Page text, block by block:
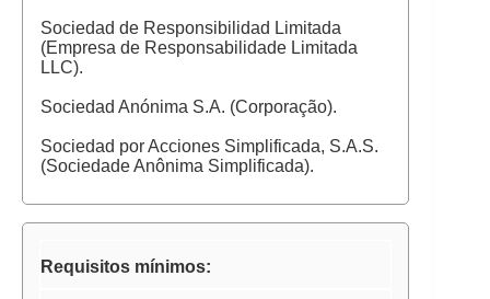
Sociedad de Responsibilidad Limitada
(Empresa de Responsabilidade Limitada
LLC).
Sociedad Anónima S.A. (Corporação).
Sociedad por Acciones Simplificada, S.A.S.
(Sociedade Anônima Simplificada).
Requisitos mínimos: